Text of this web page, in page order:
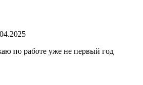
по работе уже не первый год